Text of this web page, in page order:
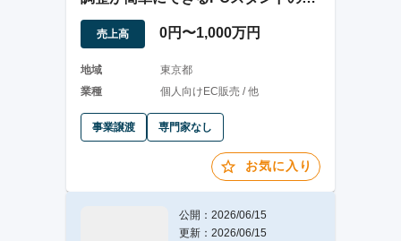
売
売上高 0円〜1,000万円
地域
東京都
業種
個人向けEC販売 / 他
事業譲渡 専門家なし
お気に入り
公開：2026/06/15
更新：2026/06/15